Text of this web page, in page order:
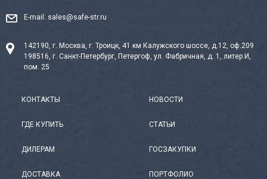
E-mail: sales@safe-str.ru
142190, г. Москва, г. Троицк, 41 км Калужского шоссе, д.12, оф.209
198516, г. Санкт-Петербург, Петергоф, ул. Фабричная, д. 1, литер И,
пом. 25
КОНТАКТЫ
ГДЕ КУПИТЬ
ДИЛЕРАМ
ДОСТАВКА
НОВОСТИ
СТАТЬИ
ГОСЗАКУПКИ
ПОРТФОЛИО